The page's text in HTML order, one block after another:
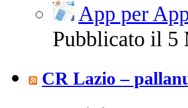
App per
Pubblicato il 5
CR Lazio –